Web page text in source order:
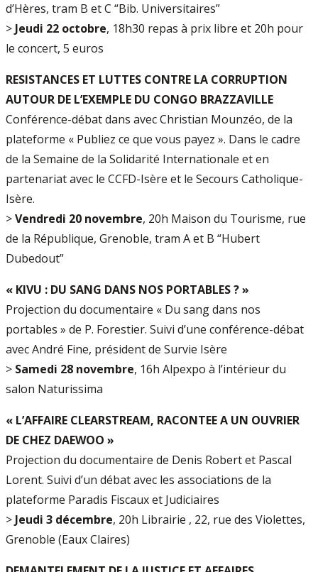
d’Hères, tram B et C “Bib. Universitaires”
> Jeudi 22 octobre, 18h30 repas à prix libre et 20h pour
le concert, 5 euros
RESISTANCES ET LUTTES CONTRE LA CORRUPTION
AUTOUR DE L’EXEMPLE DU CONGO BRAZZAVILLE
Conférence-débat dans avec Christian Mounzéo, de la
plateforme « Publiez ce que vous payez ». Dans le cadre
de la Semaine de la Solidarité Internationale et en
partenariat avec le CCFD-Isère et le Secours Catholique-
Isère.
>Vendredi 20 novembre, 20h Maison du Tourisme, rue
de la République, Grenoble, tram A et B “Hubert
Dubedout”
« KIVU : DU SANG DANS NOS PORTABLES ? »
Projection du documentaire « Du sang dans nos
portables » de P. Forestier. Suivi d’une conférence-débat
avec André Fine, président de Survie Isère
> Samedi 28 novembre, 16h Alpexpo à l’intérieur du
salon Naturissima
« L’AFFAIRE CLEARSTREAM, RACONTEE A UN OUVRIER
DE CHEZ DAEWOO »
Projection du documentaire de Denis Robert et Pascal
Lorent. Suivi d’un débat avec les associations de la
plateforme Paradis Fiscaux et Judiciaires
> Jeudi 3 décembre, 20h Librairie , 22, rue des Violettes,
Grenoble (Eaux Claires)